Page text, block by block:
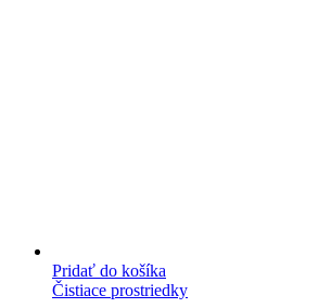
Pridať do košíka
Čistiace prostriedky